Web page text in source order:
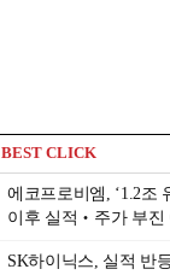
BEST CLICK
에코프로비엠, ‘1.2조
이후 실적‧주가 부진
SK하이닉스, 실적 반